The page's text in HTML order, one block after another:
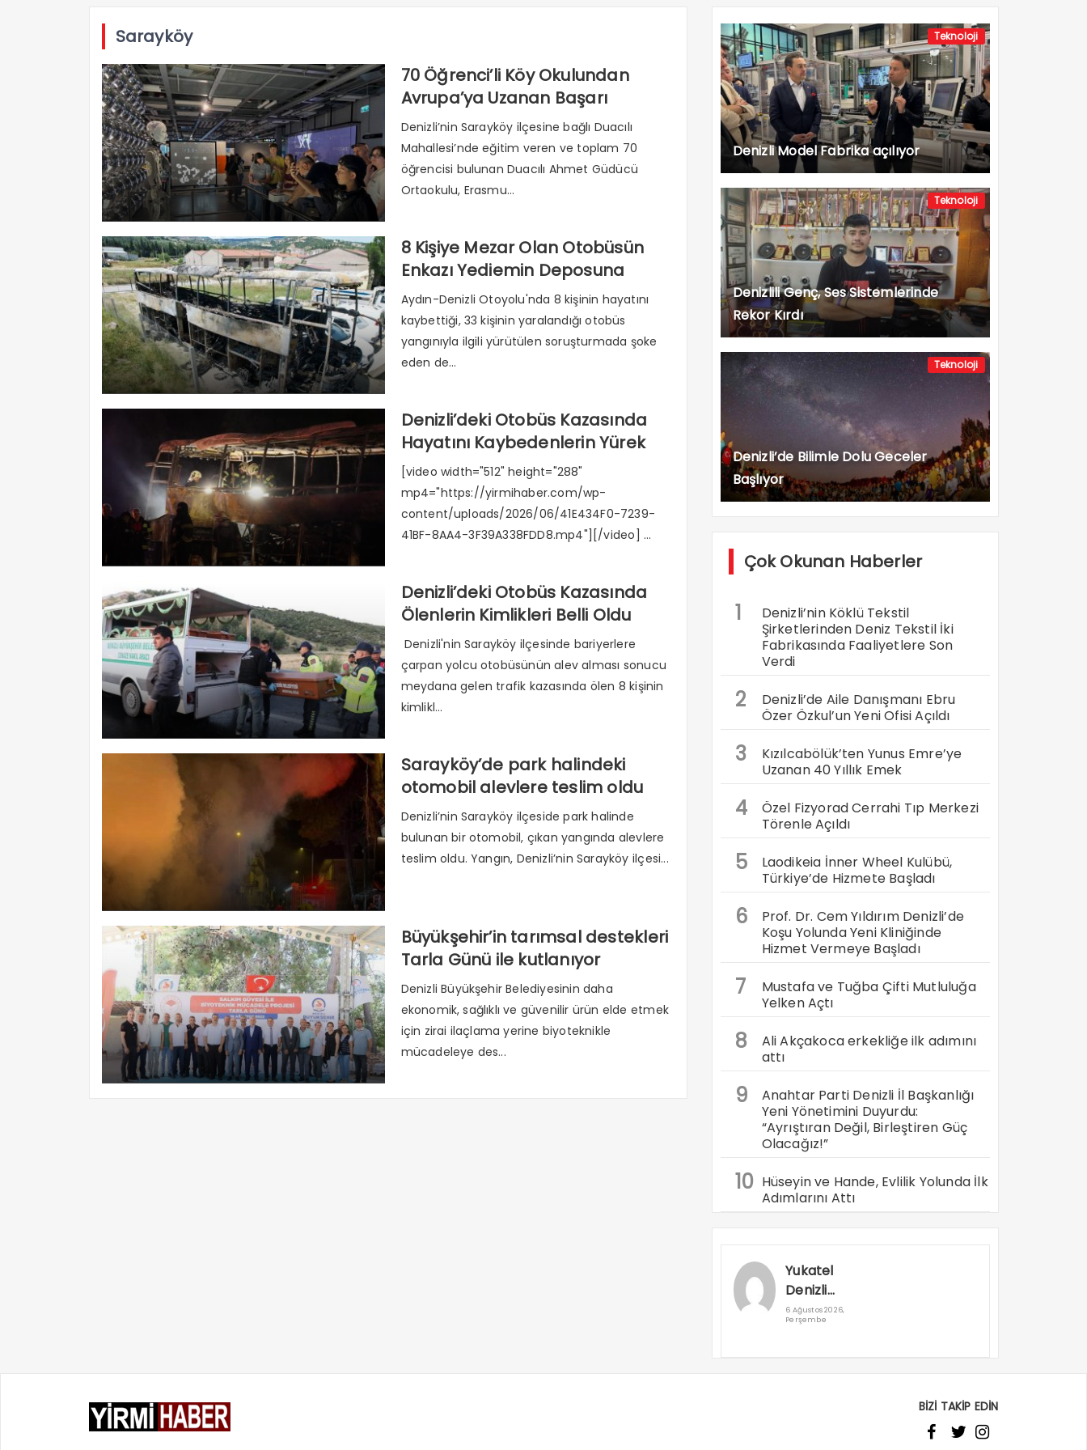
Sarayköy
70 Öğrenci’li Köy Okulundan
Avrupa’ya Uzanan Başarı
Hikayesi
Denizli’nin Sarayköy ilçesine bağlı Duacılı
Mahallesi’nde eğitim veren ve toplam 70
öğrencisi bulunan Duacılı Ahmet Güdücü
Ortaokulu, Erasmu...
8 Kişiye Mezar Olan Otobüsün
Enkazı Yediemin Deposuna
Çekildi
Aydın-Denizli Otoyolu'nda 8 kişinin hayatını
kaybettiği, 33 kişinin yaralandığı otobüs
yangınıyla ilgili yürütülen soruşturmada şoke
eden de...
Denizli’deki Otobüs Kazasında
Hayatını Kaybedenlerin Yürek
Burkan Hikayeleri Ortaya Çıktı
[video width="512" height="288"
mp4="https://yirmihaber.com/wp-
content/uploads/2026/06/41E434F0-7239-
41BF-8AA4-3F39A338FDD8.mp4"][/video] ...
Denizli’deki Otobüs Kazasında
Ölenlerin Kimlikleri Belli Oldu
Denizli'nin Sarayköy ilçesinde bariyerlere
çarpan yolcu otobüsünün alev alması sonucu
meydana gelen trafik kazasında ölen 8 kişinin
kimlikl...
Sarayköy’de park halindeki
otomobil alevlere teslim oldu
Denizli’nin Sarayköy ilçeside park halinde
bulunan bir otomobil, çıkan yangında alevlere
teslim oldu. Yangın, Denizli’nin Sarayköy ilçesi...
Büyükşehir’in tarımsal destekleri
Tarla Günü ile kutlanıyor
Denizli Büyükşehir Belediyesinin daha
ekonomik, sağlıklı ve güvenilir ürün elde etmek
için zirai ilaçlama yerine biyoteknikle
mücadeleye des...
Teknoloji
Denizli Model Fabrika açılıyor
Teknoloji
Denizlili Genç, Ses Sistemlerinde
Rekor Kırdı
Teknoloji
Denizli’de Bilimle Dolu Geceler
Başlıyor
Çok Okunan Haberler
1
Denizli’nin Köklü Tekstil
Şirketlerinden Deniz Tekstil İki
Fabrikasında Faaliyetlere Son
Verdi
2
Denizli’de Aile Danışmanı Ebru
Özer Özkul’un Yeni Ofisi Açıldı
3
Kızılcabölük’ten Yunus Emre’ye
Uzanan 40 Yıllık Emek
4
Özel Fizyorad Cerrahi Tıp Merkezi
Törenle Açıldı
5
Laodikeia İnner Wheel Kulübü,
Türkiye’de Hizmete Başladı
6
Prof. Dr. Cem Yıldırım Denizli’de
Koşu Yolunda Yeni Kliniğinde
Hizmet Vermeye Başladı
7
Mustafa ve Tuğba Çifti Mutluluğa
Yelken Açtı
8
Ali Akçakoca erkekliğe ilk adımını
attı
9
Anahtar Parti Denizli İl Başkanlığı
Yeni Yönetimini Duyurdu:
“Ayrıştıran Değil, Birleştiren Güç
Olacağız!”
10 Hüseyin ve Hande, Evlilik Yolunda İlk
Adımlarını Attı
Yukatel
Denizli
Basket’in
Süper Lig
6 Ağustos 2026,
Perşembe
BİZİ TAKİP EDİN